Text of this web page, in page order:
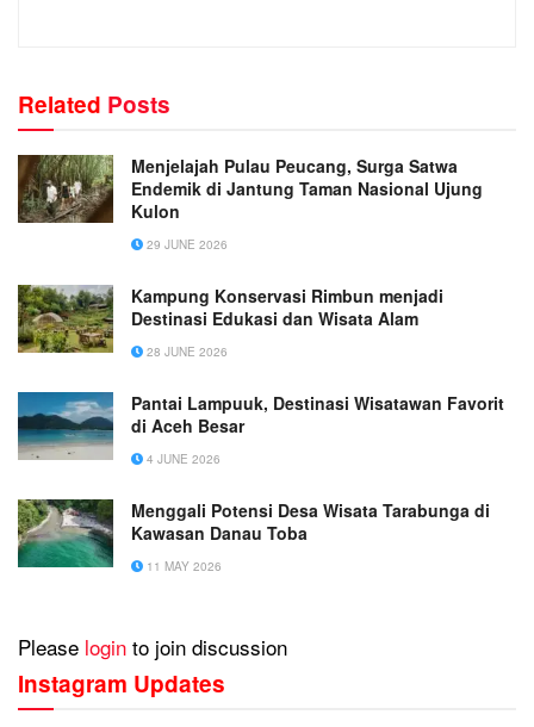
Related Posts
Menjelajah Pulau Peucang, Surga Satwa
Endemik di Jantung Taman Nasional Ujung
Kulon
29 JUNE 2026
Kampung Konservasi Rimbun menjadi
Destinasi Edukasi dan Wisata Alam
28 JUNE 2026
Pantai Lampuuk, Destinasi Wisatawan Favorit
di Aceh Besar
4 JUNE 2026
Menggali Potensi Desa Wisata Tarabunga di
Kawasan Danau Toba
11 MAY 2026
Please login to join discussion
Instagram Updates